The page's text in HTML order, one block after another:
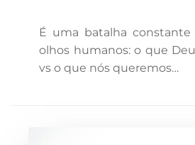
É uma batalha constante
olhos humanos: o que
vs o que nós queremos…